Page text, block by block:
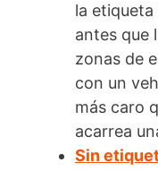
la
antes que
zonas de
con un
más caro
acarrea
Sin